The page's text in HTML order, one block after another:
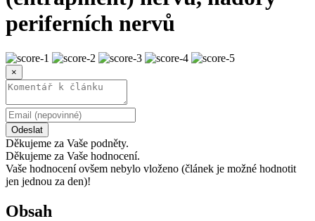
periferních nervů
×
Odeslat
Děkujeme za Vaše podněty.
Děkujeme za Vaše hodnocení.
Vaše hodnocení ovšem nebylo vloženo (článek je možné hodnotit
jen jednou za den)!
Obsah